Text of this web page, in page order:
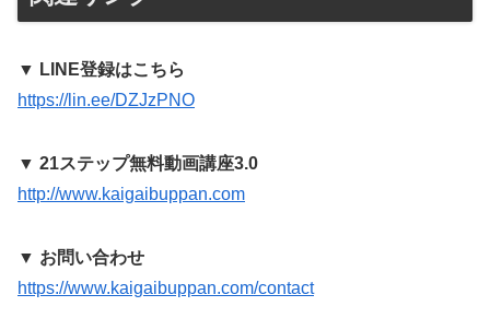
▼ LINE登録はこちら
https://lin.ee/DZJzPNO
▼ 21ステップ無料動画講座3.0
http://www.kaigaibuppan.com
▼ お問い合わせ
https://www.kaigaibuppan.com/contact